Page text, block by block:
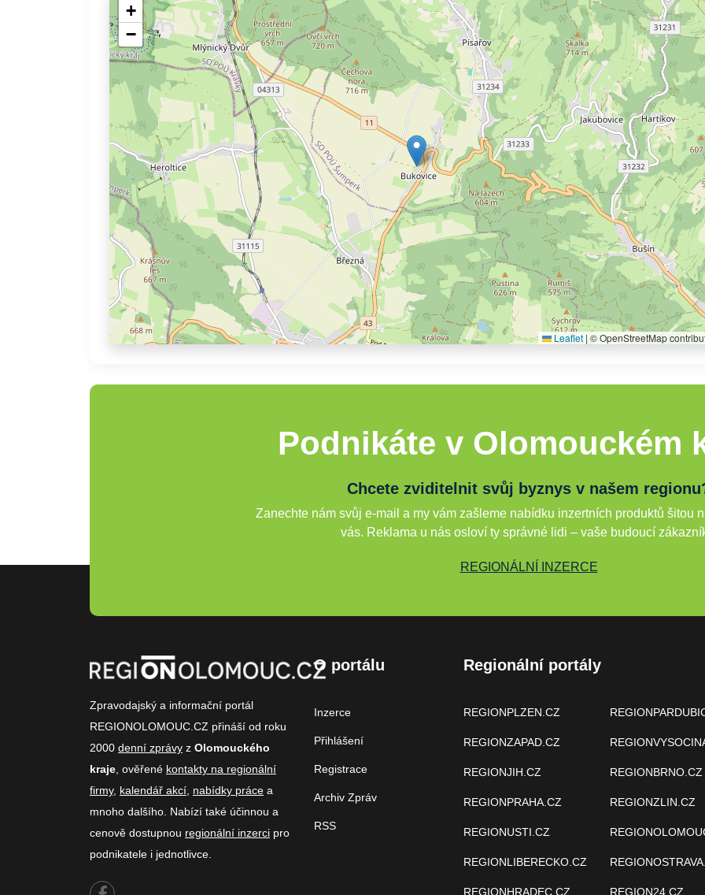
+
−
Leaflet | © OpenStreetMap
Podnikáte v Olomouckém
Chcete zviditelnit svůj byznys v našem
Zanechte nám svůj e-mail a my vám zašleme nabídku inzertních produktů šitou
vás. Reklama u nás osloví ty správné lidi – vaše budoucí
REGIONÁLNÍ INZERCE
Zpravodajský a informační portál
REGIONOLOMOUC.CZ přináší od roku
2000 denní zprávy z Olomouckého
kraje , ověřené kontakty na regionální
firmy, kalendář akcí nabídky práce a
mnoho dalšího. Nabízí také účinnou a
cenově dostupnou regionální inzerci pro
podnikatele i jednotlivce.
O portálu
Inzerce
Přihlášení
Registrace
Archiv Zpráv
RSS
Regionální portály
REGIONPLZEN.CZ
REGIONZAPAD.CZ
REGIONJIH.CZ
REGIONPRAHA.CZ
REGIONUSTI.CZ
REGIONLIBERECKO.CZ
REGIONHRADEC.CZ
REGIONBRNO.CZ
REGIONZLIN.CZ
REGION24.CZ